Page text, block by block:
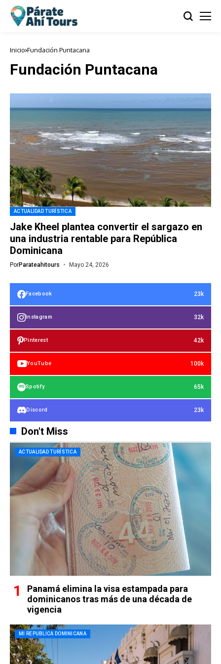
Inicio Fundación Puntacana
Fundación Puntacana
ACTUALIDAD TURÍSTICA
Jake Kheel plantea convertir el sargazo en
una industria rentable para República
Dominicana
PorParateahitours Mayo 24, 2026
Facebook 23k
Instagram 32k
Pinterest 42k
YouTube 100k
Spotify 65k
Discord 23k
Don't Miss
ACTUALIDAD TURÍSTICA
Panamá elimina la visa estampada para
dominicanos tras más de una década de
vigencia
MI REPUBLICA DOMINICANA